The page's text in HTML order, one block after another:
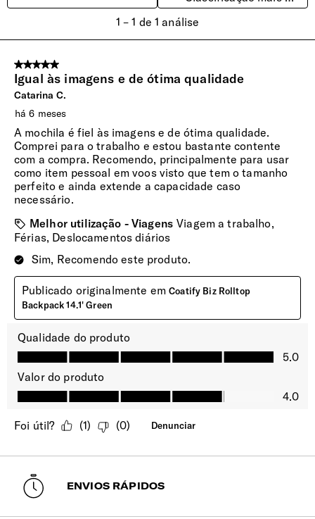
Fecho vulcanizado para maior resistência a todas as
Dimensões Ecrã | Tablet
10.5" (⌀ 26.7cm)
Compartimento Principal
Com organização ampla. Acessível pelo topo e pela lateral
da mochila.
Compartimento | Portátil
Acolchoado para transportar o portátil em segurança.
Bolso | Telemóvel
Sim
Dimensões Ecrã | Portátil
15.6" (⌀ 39.6cm)
ENVIOS RÁPIDOS